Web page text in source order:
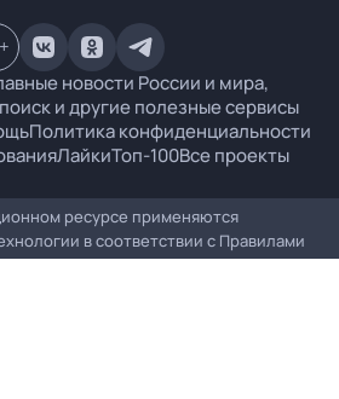
новости России и мира,
и другие полезные сервисы
Политика конфиденциальности
ЛайкиТоп-100Все проекты
+
ресурсе применяются
в соответствии с Правилами